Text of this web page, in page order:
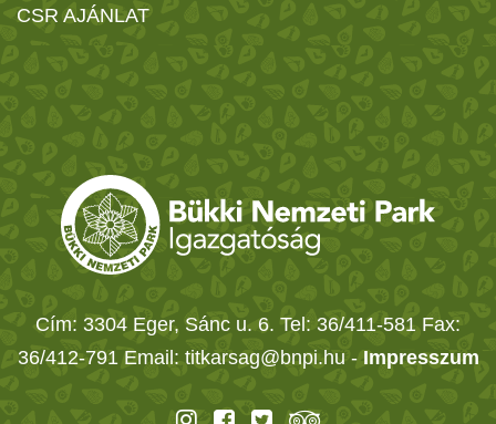
CSR AJÁNLAT
Cím: 3304 Eger, Sánc u. 6. Tel: 36/411-581 Fax:
36/412-791 Email: titkarsag@bnpi.hu - Impresszum